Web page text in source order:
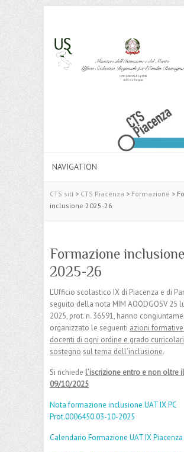
CTS siti > CTS Piacenza > Formazione >
inclusione 2025-26
Formazione inclusione
2025-26
L’Ufficio scolastico IX di Piacenza e di
seguito della nota MIM AOODGOSV 25
2025, prot. n. 36591, hanno
organizzato le seguenti azioni
docenti di ogni ordine e grado
sostegno sul tema dell’inclusione.
Si richiede l’iscrizione entro e non oltre
09/10/2025
Nota formazione inclusione UAT IX PC
Prot.0006450.03-10-2025
Calendario Formazione UAT IX Piacenza